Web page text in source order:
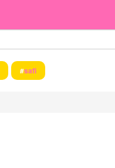
#safi